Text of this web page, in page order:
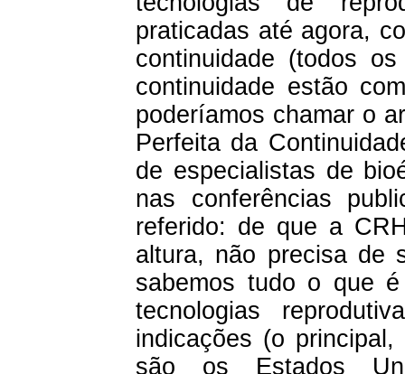
praticadas até agora,
continuidade (todos
continuidade estão
poderíamos chamar o
Perfeita da
de especialistas de
nas conferências
referido: de que a
altura, não precisa de
sabemos tudo o que
tecnologias
indicações (o
são os Estados